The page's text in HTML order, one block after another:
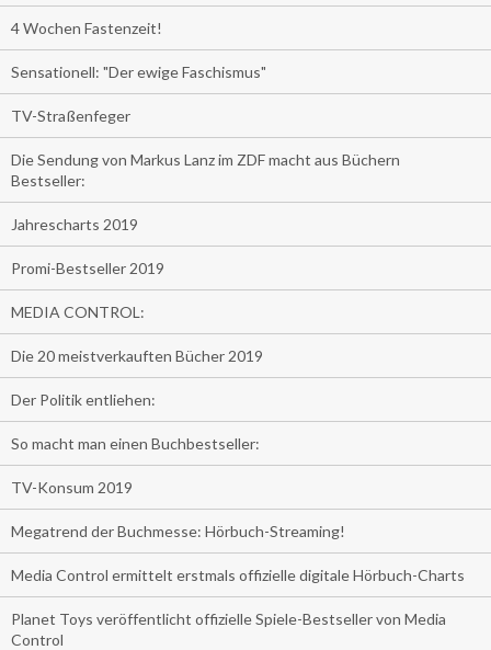
4 Wochen Fastenzeit!
Sensationell: "Der ewige Faschismus"
TV-Straßenfeger
Die Sendung von Markus Lanz im ZDF macht aus Büchern
Bestseller:
Jahrescharts 2019
Promi-Bestseller 2019
MEDIA CONTROL:
Die 20 meistverkauften Bücher 2019
Der Politik entliehen:
So macht man einen Buchbestseller:
TV-Konsum 2019
Megatrend der Buchmesse: Hörbuch-Streaming!
Media Control ermittelt erstmals offizielle digitale Hörbuch-Charts
Planet Toys veröffentlicht offizielle Spiele-Bestseller von Media
Control